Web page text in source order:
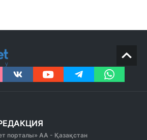
порталы» АА - Қазақстан